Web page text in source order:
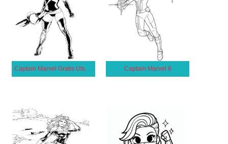
Captain Marvel Gratis Utskrivbar för Barn Captain Marvel 6